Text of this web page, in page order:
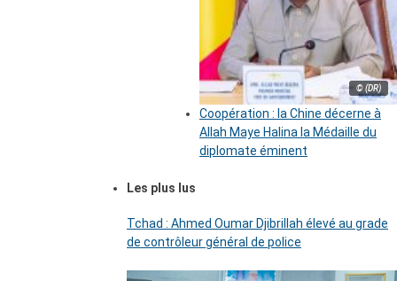
© (DR)
Coopération : la Chine décerne à
Allah Maye Halina la Médaille du
diplomate éminent
Les plus lus
Tchad : Ahmed Oumar Djibrillah élevé au grade
de contrôleur général de police